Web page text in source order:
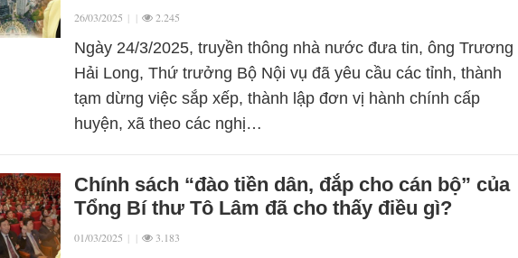
26/03/2025 | | 2.245
Ngày 24/3/2025, truyền thông nhà nước đưa tin, ông Trương
Hải Long, Thứ trưởng Bộ Nội vụ đã yêu cầu các tỉnh, thành
tạm dừng việc sắp xếp, thành lập đơn vị hành chính cấp
huyện, xã theo các nghị…
Chính sách “đào tiền dân, đắp cho cán bộ” của
Tổng Bí thư Tô Lâm đã cho thấy điều gì?
01/03/2025 | | 3.183